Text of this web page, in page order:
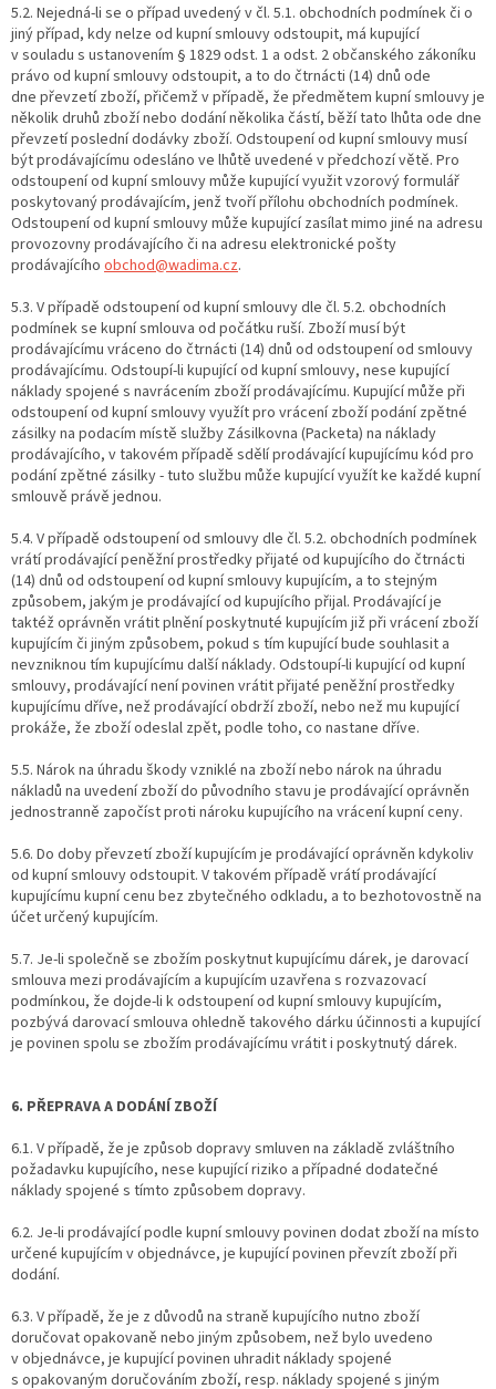
5.2. Nejedná-li se o případ uvedený v čl. 5.1. obchodních podmínek či o
jiný případ, kdy nelze od kupní smlouvy odstoupit, má kupující
v souladu s ustanovením § 1829 odst. 1 a odst. 2 občanského zákoníku
právo od kupní smlouvy odstoupit, a to do čtrnácti (14) dnů ode
dne převzetí zboží, přičemž v případě, že předmětem kupní smlouvy je
několik druhů zboží nebo dodání několika částí, běží tato lhůta ode dne
převzetí poslední dodávky zboží. Odstoupení od kupní smlouvy musí
být prodávajícímu odesláno ve lhůtě uvedené v předchozí větě. Pro
odstoupení od kupní smlouvy může kupující využit vzorový formulář
poskytovaný prodávajícím, jenž tvoří přílohu obchodních podmínek.
Odstoupení od kupní smlouvy může kupující zasílat mimo jiné na adresu
provozovny prodávajícího či na adresu elektronické pošty
prodávajícího obchod@wadima.cz.
5.3. V případě odstoupení od kupní smlouvy dle čl. 5.2. obchodních
podmínek se kupní smlouva od počátku ruší. Zboží musí být
prodávajícímu vráceno do čtrnácti (14) dnů od odstoupení od smlouvy
prodávajícímu. Odstoupí-li kupující od kupní smlouvy, nese kupující
náklady spojené s navrácením zboží prodávajícímu. Kupující může při
odstoupení od kupní smlouvy využít pro vrácení zboží podání zpětné
zásilky na podacím místě služby Zásilkovna (Packeta) na náklady
prodávajícího, v takovém případě sdělí prodávající kupujícímu kód pro
podání zpětné zásilky - tuto službu může kupující využít ke každé kupní
smlouvě právě jednou.
5.4. V případě odstoupení od smlouvy dle čl. 5.2. obchodních podmínek
vrátí prodávající peněžní prostředky přijaté od kupujícího do čtrnácti
(14) dnů od odstoupení od kupní smlouvy kupujícím, a to stejným
způsobem, jakým je prodávající od kupujícího přijal. Prodávající je
taktéž oprávněn vrátit plnění poskytnuté kupujícím již při vrácení zboží
kupujícím či jiným způsobem, pokud s tím kupující bude souhlasit a
nevzniknou tím kupujícímu další náklady. Odstoupí-li kupující od kupní
smlouvy, prodávající není povinen vrátit přijaté peněžní prostředky
kupujícímu dříve, než prodávající obdrží zboží, nebo než mu kupující
prokáže, že zboží odeslal zpět, podle toho, co nastane dříve.
5.5. Nárok na úhradu škody vzniklé na zboží nebo nárok na úhradu
nákladů na uvedení zboží do původního stavu je prodávající oprávněn
jednostranně započíst proti nároku kupujícího na vrácení kupní ceny.
5.6. Do doby převzetí zboží kupujícím je prodávající oprávněn kdykoliv
od kupní smlouvy odstoupit. V takovém případě vrátí prodávající
kupujícímu kupní cenu bez zbytečného odkladu, a to bezhotovostně na
účet určený kupujícím.
5.7. Je-li společně se zbožím poskytnut kupujícímu dárek, je darovací
smlouva mezi prodávajícím a kupujícím uzavřena s rozvazovací
podmínkou, že dojde-li k odstoupení od kupní smlouvy kupujícím,
pozbývá darovací smlouva ohledně takového dárku účinnosti a kupující
je povinen spolu se zbožím prodávajícímu vrátit i poskytnutý dárek.
6. PŘEPRAVA A DODÁNÍ ZBOŽÍ
6.1. V případě, že je způsob dopravy smluven na základě zvláštního
požadavku kupujícího, nese kupující riziko a případné dodatečné
náklady spojené s tímto způsobem dopravy.
6.2. Je-li prodávající podle kupní smlouvy povinen dodat zboží na místo
určené kupujícím v objednávce, je kupující povinen převzít zboží při
dodání.
6.3. V případě, že je z důvodů na straně kupujícího nutno zboží
doručovat opakovaně nebo jiným způsobem, než bylo uvedeno
v objednávce, je kupující povinen uhradit náklady spojené
s opakovaným doručováním zboží, resp. náklady spojené s jiným